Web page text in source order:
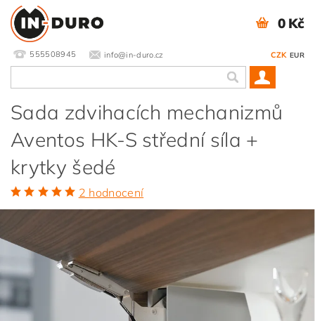
555508945 info@in-duro.cz CZK EUR
0 Kč
Sada zdvihacích mechanizmů
Aventos HK-S střední síla +
krytky šedé
2 hodnocení